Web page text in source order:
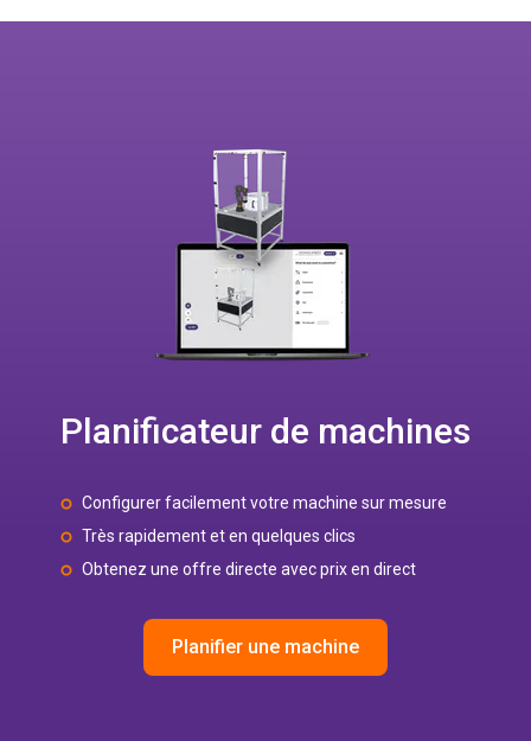
Planificateur de machines
Configurer facilement votre machine sur mesure
Très rapidement et en quelques clics
Obtenez une offre directe avec prix en direct
Planifier une machine